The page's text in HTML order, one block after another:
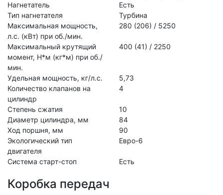
Нагнетатель
Есть
Тип нагнетателя
Турбина
Максимальная мощность,
л.с. (кВт) при об./мин.
280 (206) / 5250
Максимальный крутящий
момент, Н*м (кг*м) при об./
мин.
400 (41) / 2250
Удельная мощность, кг/л.с.
5,73
Количество клапанов на
цилиндр
4
Степень сжатия
10
Диаметр цилиндра, мм
84
Ход поршня, мм
90
Экологический тип
двигателя
Евро-6
Система старт-стоп Есть
Коробка передач